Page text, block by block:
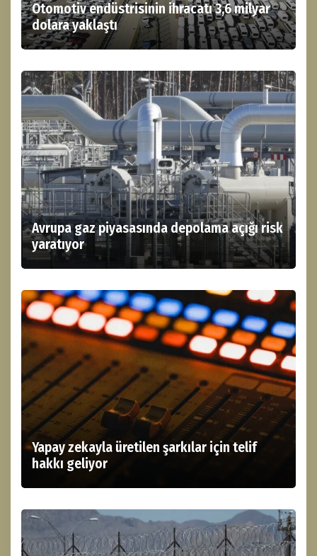
Otomotiv endüstrisinin ihracatı 3,6 milyar
dolara yaklaştı
Avrupa gaz piyasasında depolama açığı risk
yaratıyor
Yapay zekayla üretilen şarkılar için telif
hakkı geliyor